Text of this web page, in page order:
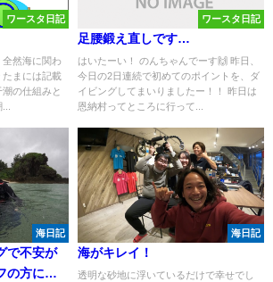
ワースタ日記
全然海に関わ
まには記載
の仕組みと
ワースタ日記
足腰鍛え直しです…
はいたーい！ のんちゃんでーす🙌 昨日、
今日の2日連続で初めてのポイントを、ダ
イビングしてまいりましたー！！ 昨日は
恩納村ってところに行って...
海日記
で不安が
の方に優
海日記
海がキレイ！
透明な砂地に浮いているだけで幸せでし